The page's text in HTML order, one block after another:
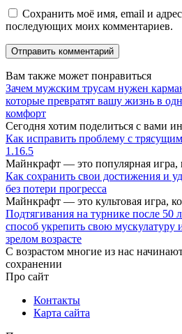
Сохранить моё имя, email и
последующих моих комментариев.
Вам также может понравиться
Зачем мужским трусам нужен
которые превратят вашу жизнь в
комфорт
Сегодня хотим поделиться с вами
Как исправить проблему с
1.16.5
Майнкрафт — это популярная игра,
Как сохранить свои достижения и
без потери прогресса
Майнкрафт — это культовая игра,
Подтягивания на турнике после
способ укрепить свою мускулатуру
зрелом возрасте
С возрастом многие из нас
сохранении
Про сайт
Контакты
Карта сайта